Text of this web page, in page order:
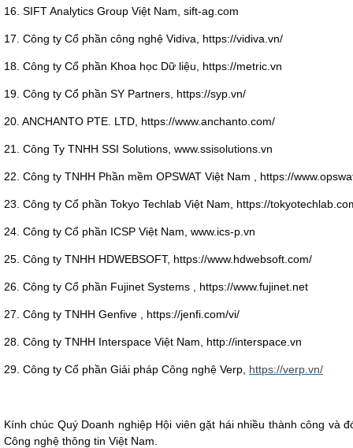
16. SIFT Analytics Group Việt Nam, sift-ag.com
17. Công ty Cổ phần công nghệ Vidiva, https://vidiva.vn/
18. Công ty Cổ phần Khoa học Dữ liệu, https://metric.vn
19. Công ty Cổ phần SY Partners, https://syp.vn/
20. ANCHANTO PTE. LTD, https://www.anchanto.com/
21. Công Ty TNHH SSI Solutions, www.ssisolutions.vn
22. Công ty TNHH Phần mềm OPSWAT Việt Nam , https://
23. Công ty Cổ phần Tokyo Techlab Việt Nam, https://
24. Công ty Cổ phần ICSP Việt Nam, www.ics-p.vn
25. Công ty TNHH HDWEBSOFT, https://www.hdwebsoft.com/
26. Công ty Cổ phần Fujinet Systems , https://www.fujinet.net
27. Công ty TNHH Genfive , https://jenfi.com/vi/
28. Công ty TNHH Interspace Việt Nam, http://interspace.vn
29. Công ty Cổ phần Giải pháp Công nghệ Verp, https://verp.vn/
Kính chúc Quý Doanh nghiệp Hội viên gặt hái nhiều thành công và
Công nghệ thông tin Việt Nam.